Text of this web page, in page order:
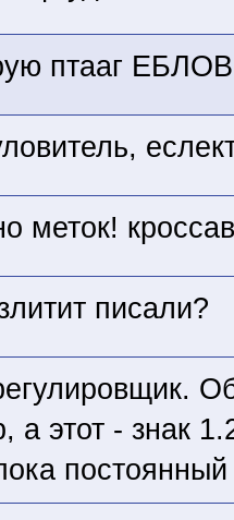
птааг
меток!
писали?
а этот - знак